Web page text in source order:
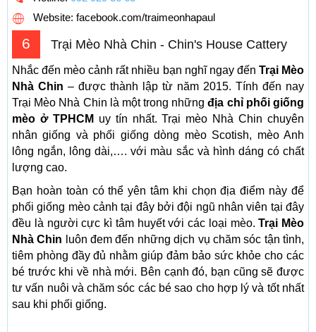
Website: facebook.com/traimeonhapaul
6 Trại Mèo Nhà Chin - Chin's House Cattery
Nhắc đến mèo cảnh rất nhiều bạn nghĩ ngay đến Trại Mèo
Nhà Chin – được thành lập từ năm 2015. Tính đến nay
Trại Mèo Nhà Chin là một trong nhữngđịa chỉ phối giống
mèo ở TPHCM uy tín nhất. Trại mèo Nhà Chin chuyên
nhân giống và phối giống dòng mèo Scotish, mèo Anh
lông ngắn, lông dài,…. với màu sắc và hình dáng có chất
lượng cao.
Bạn hoàn toàn có thể yên tâm khi chọn địa điểm này để
phối giống mèo cảnh tại đây bởi đội ngũ nhân viên tại đây
đều là người cực kì tâm huyết với các loại mèo. Trại Mèo
Nhà Chin luôn đem đến những dịch vụ chăm sóc tận tình,
tiêm phòng đầy đủ nhằm giúp đảm bảo sức khỏe cho các
bé trước khi về nhà mới. Bên cạnh đó, bạn cũng sẽ được
tư vấn nuôi và chăm sóc các bé sao cho hợp lý và tốt nhất
sau khi phối giống.